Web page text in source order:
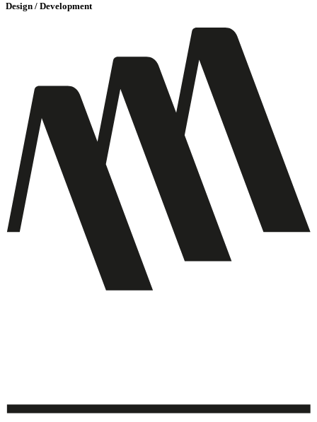
Design / Development